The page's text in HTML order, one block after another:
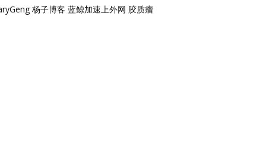
杨子博客 蓝鲸加速上外网 胶质瘤